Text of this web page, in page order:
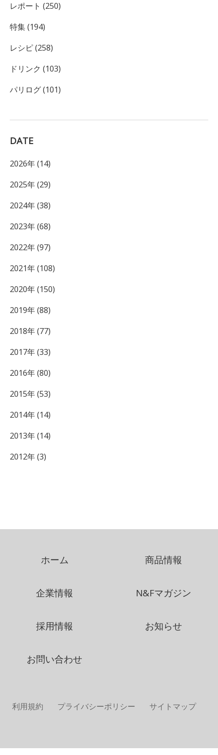
レポート (250)
特集 (194)
レシピ (258)
ドリンク (103)
パリログ (101)
DATE
2026年 (14)
2025年 (29)
2024年 (38)
2023年 (68)
2022年 (97)
2021年 (108)
2020年 (150)
2019年 (88)
2018年 (77)
2017年 (33)
2016年 (80)
2015年 (53)
2014年 (14)
2013年 (14)
2012年 (3)
ホーム 商品情報
企業情報 N&Fマガジン
採用情報 お知らせ
お問い合わせ
利用規約 プライバシーポリシー サイトマップ